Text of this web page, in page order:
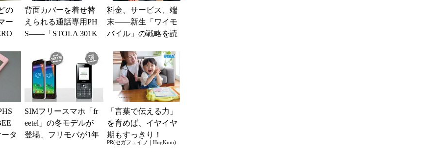
の
ー
背面カバーを着せ替
えられる通話専用PH
S――「STOLA 301K
料金、サービス、端
末――新生「ワイモ
バイル」の戦略を読
タ
SIMフリースマホ「fr
eetel」の冬モデルが
登場、フリモバが1年
「言葉で伝える力」
を育めば、イヤイヤ
期もすっきり！
「アンパンマン こと
PR(セガフェイブ｜HugKum)